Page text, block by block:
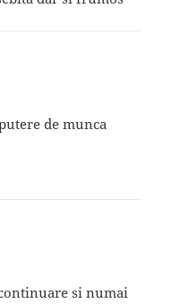
de munca
si numai